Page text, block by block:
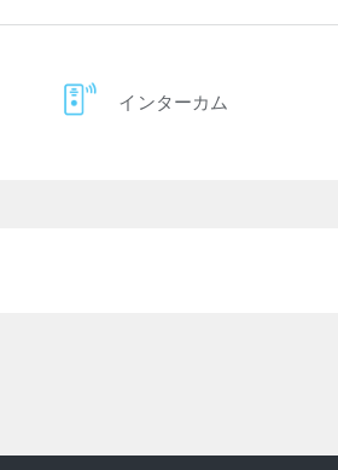
インターカム